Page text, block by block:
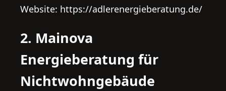
Website: https://adlerenergieberatung.de/
2. Mainova
Energieberatung für
Nichtwohngebäude